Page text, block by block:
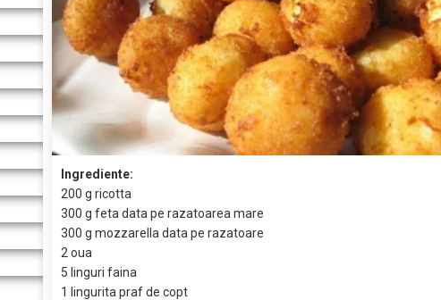
Ingrediente:
200 g ricotta
300 g feta data pe razatoarea mare
300 g mozzarella data pe razatoare
2 oua
5 linguri faina
1 lingurita praf de copt